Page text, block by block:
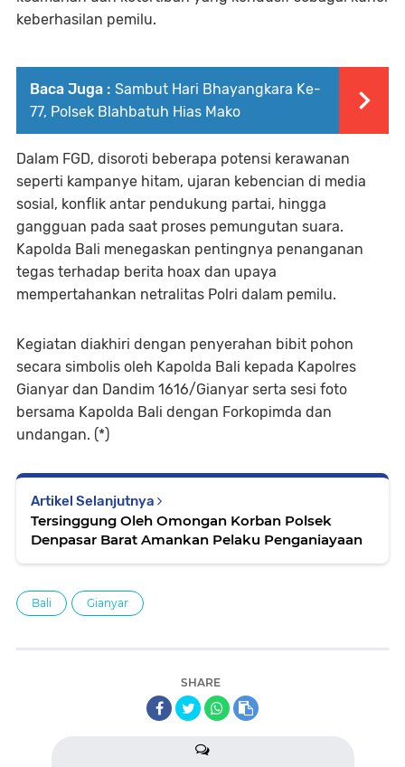
keberhasilan pemilu.
Baca Juga : Sambut Hari Bhayangkara Ke-
77, Polsek Blahbatuh Hias Mako
Dalam FGD, disoroti beberapa potensi kerawanan
seperti kampanye hitam, ujaran kebencian di media
sosial, konflik antar pendukung partai, hingga
gangguan pada saat proses pemungutan suara.
Kapolda Bali menegaskan pentingnya penanganan
tegas terhadap berita hoax dan upaya
mempertahankan netralitas Polri dalam pemilu.
Kegiatan diakhiri dengan penyerahan bibit pohon
secara simbolis oleh Kapolda Bali kepada Kapolres
Gianyar dan Dandim 1616/Gianyar serta sesi foto
bersama Kapolda Bali dengan Forkopimda dan
undangan. (*)
Artikel Selanjutnya
Tersinggung Oleh Omongan Korban Polsek
Denpasar Barat Amankan Pelaku Penganiayaan
Bali Gianyar
SHARE